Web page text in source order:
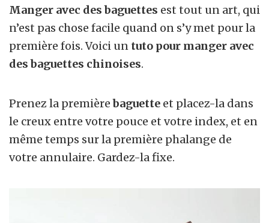
Manger avec des baguettes est tout un art, qui
n’est pas chose facile quand on s’y met pour la
première fois. Voici un tuto pour manger avec
des baguettes chinoises.
Prenez la premièrebaguette et placez-la dans
le creux entre votre pouce et votre index, et en
même temps sur la première phalange de
votre annulaire. Gardez-la fixe.